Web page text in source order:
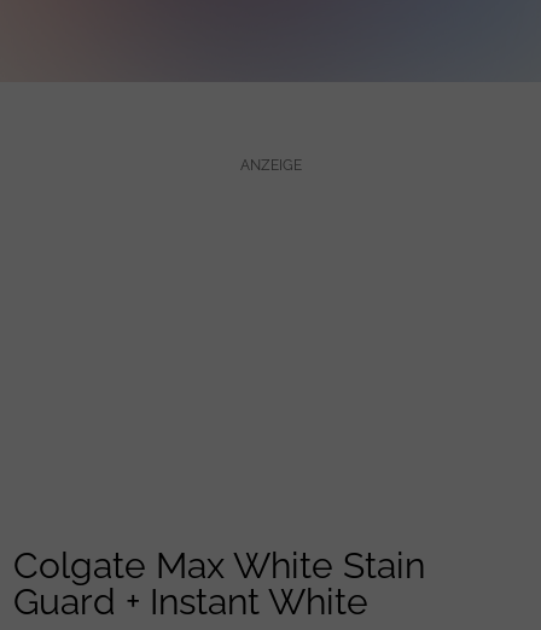
Colgate Max White Stain
Guard + Instant White